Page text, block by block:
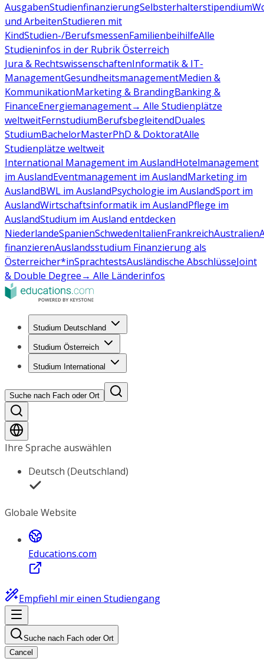
AusgabenStudienfinanzierungSelbsterhalterstipendium
und ArbeitenStudieren mit
KindStudien-/BerufsmessenFamilienbeihilfeAlle
Studieninfos in der Rubrik Österreich
Jura & RechtswissenschaftenInformatik & IT-
ManagementGesundheitsmanagementMedien &
KommunikationMarketing & BrandingBanking &
FinanceEnergiemanagement→ Alle Studienplätze
weltweitFernstudiumBerufsbegleitendDuales
StudiumBachelorMasterPhD & DoktoratAlle
Studienplätze weltweit
International Management im AuslandHotelmanagement
im AuslandEventmanagement im AuslandMarketing im
AuslandBWL im AuslandPsychologie im AuslandSport im
AuslandWirtschaftsinformatik im AuslandPflege im
AuslandStudium im Ausland entdecken
NiederlandeSpanienSchwedenItalienFrankreichAustralien
finanzierenAuslandsstudium Finanzierung als
Österreicher*inSprachtestsAusländische AbschlüsseJoint
& Double Degree→ Alle Länderinfos
Studium Deutschland
Studium Österreich
Studium International
Suche nach Fach oder Ort
Ihre Sprache auswählen
Deutsch (Deutschland)
Globale Website
Educations.com
Empfiehl mir einen Studiengang
Suche nach Fach oder Ort
Cancel